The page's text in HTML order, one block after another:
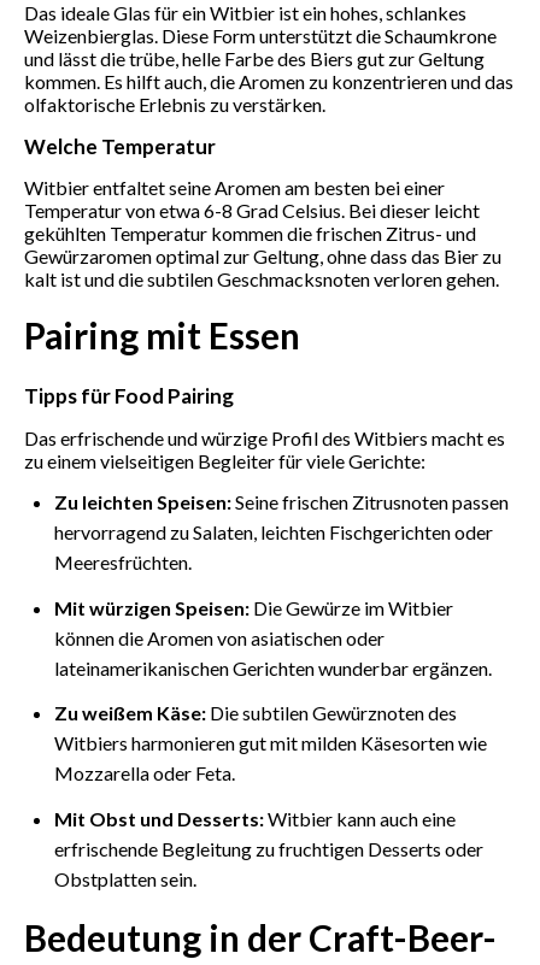
Das ideale Glas für ein Witbier ist ein hohes, schlankes
Weizenbierglas. Diese Form unterstützt die Schaumkrone
und lässt die trübe, helle Farbe des Biers gut zur Geltung
kommen. Es hilft auch, die Aromen zu konzentrieren und das
olfaktorische Erlebnis zu verstärken.
Welche Temperatur
Witbier entfaltet seine Aromen am besten bei einer
Temperatur von etwa 6-8 Grad Celsius. Bei dieser leicht
gekühlten Temperatur kommen die frischen Zitrus- und
Gewürzaromen optimal zur Geltung, ohne dass das Bier zu
kalt ist und die subtilen Geschmacksnoten verloren gehen.
Pairing mit Essen
Tipps für Food Pairing
Das erfrischende und würzige Profil des Witbiers macht es
zu einem vielseitigen Begleiter für viele Gerichte:
Zu leichten Speisen:Seine frischen Zitrusnoten passen
hervorragend zu Salaten, leichten Fischgerichten oder
Meeresfrüchten.
Mit würzigen Speisen: Die Gewürze im Witbier
können die Aromen von asiatischen oder
lateinamerikanischen Gerichten wunderbar ergänzen.
Zu weißem Käse: Die subtilen Gewürznoten des
Witbiers harmonieren gut mit milden Käsesorten wie
Mozzarella oder Feta.
Mit Obst und Desserts:Witbier kann auch eine
erfrischende Begleitung zu fruchtigen Desserts oder
Obstplatten sein.
Bedeutung in der Craft-Beer-